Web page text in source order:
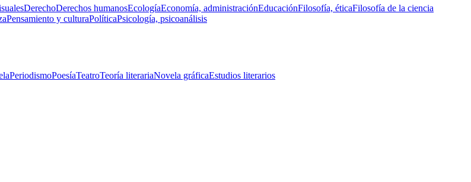
DerechoDerechos humanosEcologíaEconomía, administraciónEducaciónFilosofía, éticaFilosofía de la ciencia
Pensamiento y culturaPolíticaPsicología, psicoanálisis
PeriodismoPoesíaTeatroTeoría literariaNovela gráficaEstudios literarios